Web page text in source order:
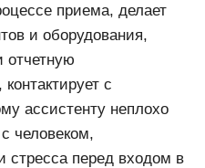
приема, делает
и оборудования,
отчетную
с
ассистенту неплохо
человеком,
стресса перед входом в